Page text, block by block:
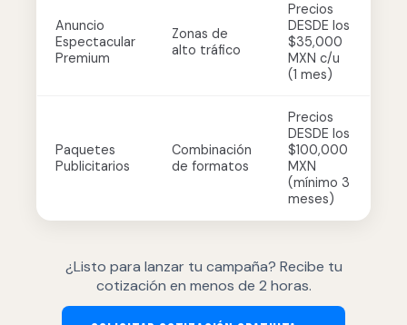
Anuncio
Espectacular
Premium
Zonas de
alto tráfico
Precios
DESDE los
$35,000
MXN c/u
(1 mes)
Paquetes
Publicitarios
Combinación
de formatos
Precios
DESDE los
$100,000
MXN
(mínimo 3
meses)
¿Listo para lanzar tu campaña? Recibe tu
cotización en menos de 2 horas.